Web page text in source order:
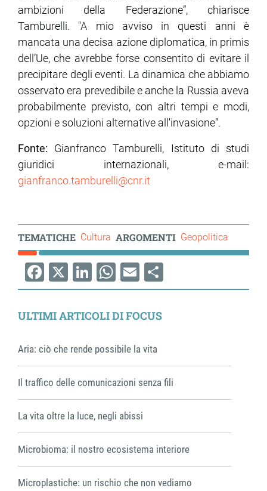
ambizioni della Federazione”, chiarisce
Tamburelli. "A mio avviso in questi anni è
mancata una decisa azione diplomatica, in primis
dell’Ue, che avrebbe forse consentito di evitare il
precipitare degli eventi. La dinamica che abbiamo
osservato era prevedibile e anche la Russia aveva
probabilmente previsto, con altri tempi e modi,
opzioni e soluzioni alternative all'invasione”.
Fonte: Gianfranco Tamburelli, Istituto di studi
giuridici internazionali, e-mail:
gianfranco.tamburelli@cnr.it
TEMATICHE Cultura ARGOMENTI Geopolitica
Facebook
X LinkedIn
WhatsApp
EmailShare
ULTIMI ARTICOLI DI FOCUS
Aria: ciò che rende possibile la vita
Il traffico delle comunicazioni senza fili
La vita oltre la luce, negli abissi
Microbioma: il nostro ecosistema interiore
Microplastiche: un rischio che non vediamo